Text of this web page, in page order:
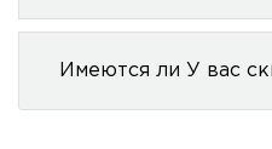
Имеются ли У вас